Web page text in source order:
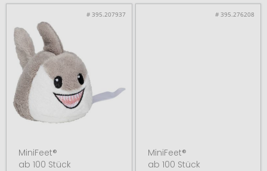
# 395.207937
MiniFeet®
ab 100 Stück
# 395.276208
MiniFeet®
ab 100 Stück